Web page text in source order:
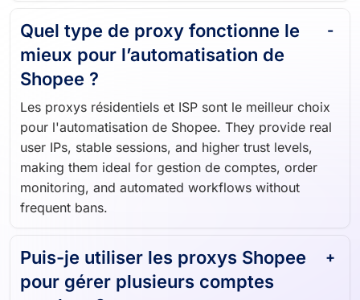
Quel type de proxy fonctionne le
mieux pour l’automatisation de
Shopee ?
Les proxys résidentiels et ISP sont le meilleur choix
pour l'automatisation de Shopee. They provide real
user IPs, stable sessions, and higher trust levels,
making them ideal for gestion de comptes, order
monitoring, and automated workflows without
frequent bans.
Puis-je utiliser les proxys Shopee
pour gérer plusieurs comptes